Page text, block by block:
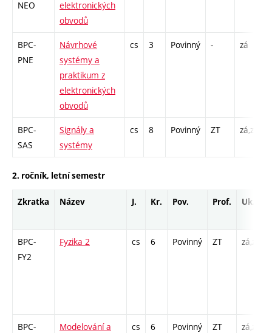
NEO
elektronických
obvodů
BPC-
PNE
Návrhové
systémy a
praktikum z
elektronických
obvodů
cs 3 Povinný - zá
BPC-
SAS
Signály a
systémy
cs 8 Povinný ZT zá,zk
2. ročník, letní semestr
Zkratka Název J. Kr. Pov. Prof. Uk.
BPC-
FY2
Fyzika 2 cs 6 Povinný ZT zá,zk
BPC-
Modelování a
cs 6 Povinný ZT zá,zk